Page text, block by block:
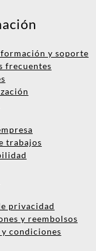
y soporte
frecuentes
trabajos
privacidad
y reembolsos
condiciones
Enviar consulta